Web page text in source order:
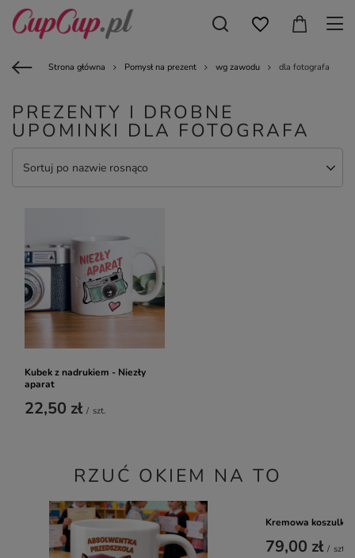
Strona główna Pomysł na prezent wg zawodu dla fotografa
PREZENTY I DROBNE
UPOMINKI DLA FOTOGRAFA
Sortuj po nazwie rosnąco
Kubek z nadrukiem - Niezły
aparat
22,50 zł / szt.
RZUĆ OKIEM NA TO
Kremowa koszulka
79,00 zł / szt.